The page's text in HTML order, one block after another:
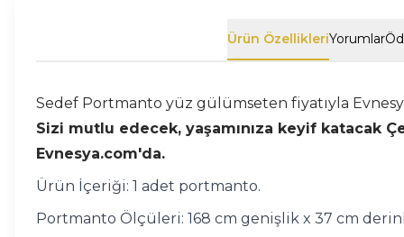
Ürün ÖzellikleriYorumlar
Sedef Portmanto yüz gülümseten fiyatıyla
Sizi mutlu edecek, yaşamınıza keyif katacak
Evnesya.com'da.
Ürün İçeriği: 1 adet portmanto.
Portmanto Ölçüleri: 168 cm genişlik x 37 cm